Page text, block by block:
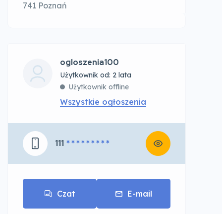
741 Poznań
ogloszenia100
Użytkownik od: 2 lata
Użytkownik offline
Wszystkie ogłoszenia
111 * * * * * * * * *
Czat E-mail